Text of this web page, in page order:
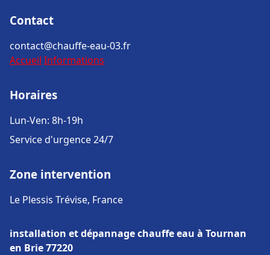
Contact
contact@chauffe-eau-03.fr
Accueil Informations
Horaires
Lun-Ven: 8h-19h
Service d'urgence 24/7
Zone intervention
Le Plessis Trévise, France
installation et dépannage chauffe eau à Tournan
en Brie 77220